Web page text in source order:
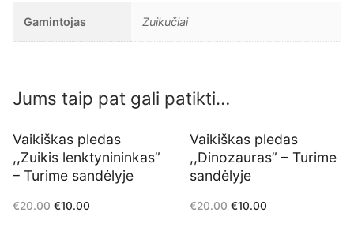
Gamintojas Zuikučiai
Jums taip pat gali patikti…
-50%
Vaikiškas pledas
,,Zuikis lenktynininkas”
– Turime sandėlyje
€20.00 €10.00
-50%
Vaikiškas pledas
,,Dinozauras” – Turime
sandėlyje
€20.00 €10.00